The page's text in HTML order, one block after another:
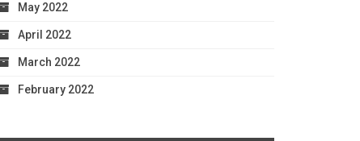
May 2022
April 2022
March 2022
February 2022